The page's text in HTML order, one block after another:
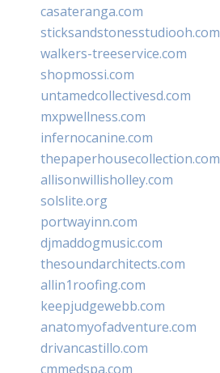
casateranga.com
sticksandstonesstudiooh.com
walkers-treeservice.com
shopmossi.com
untamedcollectivesd.com
mxpwellness.com
infernocanine.com
thepaperhousecollection.com
allisonwillisholley.com
solslite.org
portwayinn.com
djmaddogmusic.com
thesoundarchitects.com
allin1roofing.com
keepjudgewebb.com
anatomyofadventure.com
drivancastillo.com
cmmedspa.com